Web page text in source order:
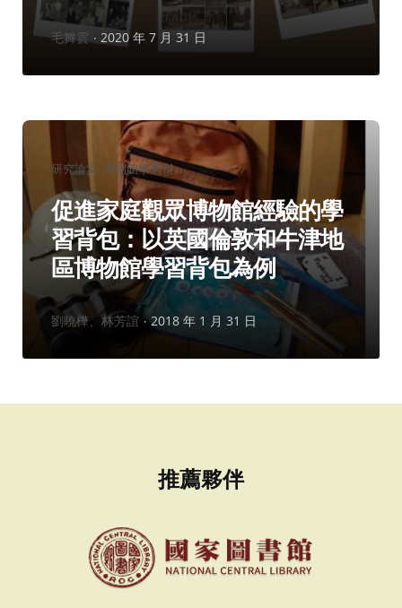
作
毛舞雲 2020 年 7 月 31 日
分
類：
研究論文 博物館學季刊
促進家庭觀眾博物館經驗的學
習背包：以英國倫敦和牛津地
區博物館學習背包為例
作
劉曉樺、林芳誼 2018 年 1 月 31 日
推薦夥伴